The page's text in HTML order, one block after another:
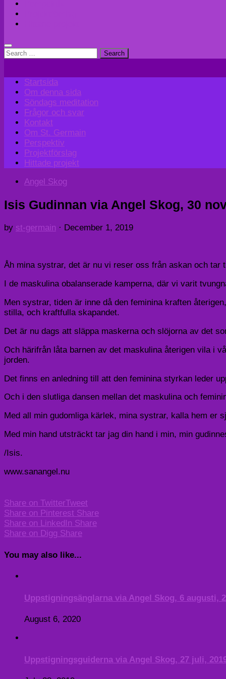
Search
Startsida
Om denna sida
Söndags meditation
Frågor och svar
Kontakt
Om St. Germain
Perspektiv
Projektförslag
Hittade projekt
Angel Skog
Isis Gudinnan via Angel Skog, 30
by st-germain · December 1, 2019
Åh mina systrar, det är nu vi reser oss från askan och
I de maskulina obalanserade kamperna, där vi varit
Men systrar, tiden är inne då den feminina kraften
stilla, och kraftfulla skapandet.
Det är nu dags att släppa maskerna och slöjorna av det
Och härifrån låta barnen av det maskulina återigen vila i
jorden.
Det finns en anledning till att den feminina styrkan leder
Och i den slutliga dansen mellan det maskulina och
Med all min gudomliga kärlek, mina systrar, kalla hem er
Med min hand utsträckt tar jag din hand i min, min
/Isis.
www.sanangel.nu
Share on TwitterTweet
Share on Pinterest Share
Share on LinkedIn Share
Share on Digg Share
You may also like...
Uppstigningsänglarna via Angel Skog, 6 augusti,
August 6, 2020
Uppstigningsguiderna via Angel Skog, 27 juli,